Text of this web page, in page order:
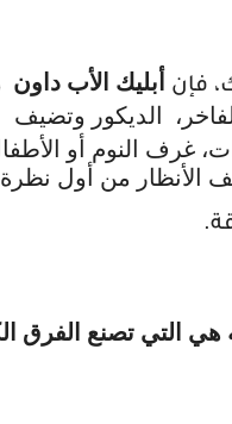
فإن
أبليك الأب
الديكور وتضيف
غرف النوم أو
الأنظار من أول
التي تصنع الفرق